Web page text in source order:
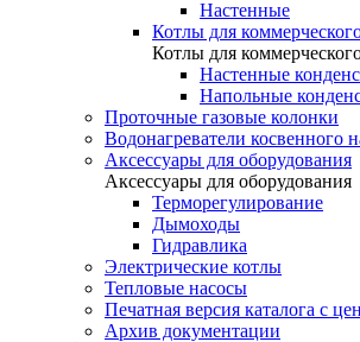
Настенные
Котлы для
Котлы для
Настенные
Напольные
Проточные газовые колонки
Водонагреватели косвенного
Аксессуары для оборудования
Аксессуары для оборудования
Терморегулирование
Дымоходы
Гидравлика
Электрические котлы
Тепловые насосы
Печатная версия каталога с
Архив документации